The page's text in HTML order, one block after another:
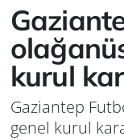
kurul
Gaziantep
genel kurul